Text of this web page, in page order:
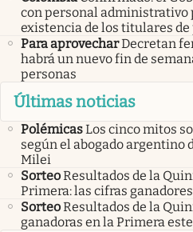
con personal administrativo
existencia de los titulares
Para aprovecharDecretan
habrá un nuevo fin de
personas
Últimas noticias
PolémicasLos cinco mitos
según el abogado argentino
Milei
SorteoResultados de la
Primera: las cifras
SorteoResultados de la
ganadoras en la Primera